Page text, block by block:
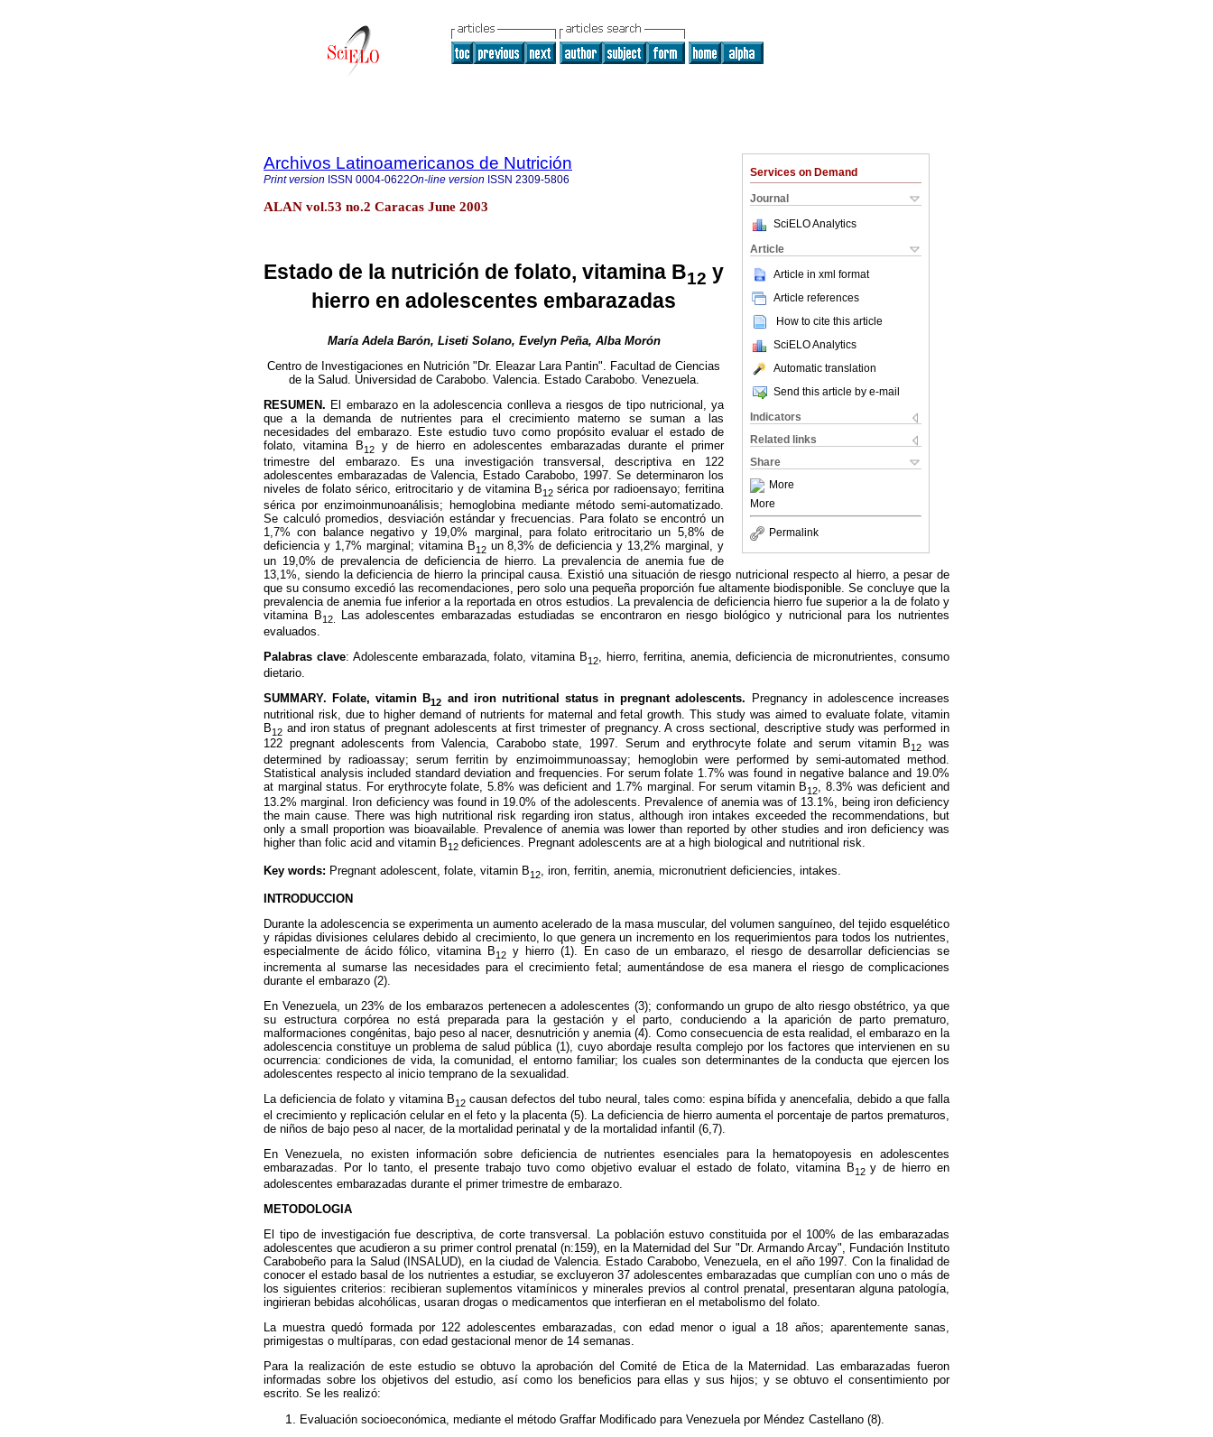
Services on Demand
Journal
SciELO Analytics
Article
Article in xml format
Article references
How to cite this article
SciELO Analytics
Automatic translation
Send this article by e-mail
Indicators
Related links
Share
More
More
Permalink
Archivos Latinoamericanos de Nutrición
Print version ISSN 0004-0622On-line version ISSN 2309-5806
ALAN vol.53 no.2 Caracas June 2003
Estado de la nutrición de folato, vitamina B12 y
hierro en adolescentes embarazadas
María Adela Barón, Liseti Solano, Evelyn Peña, Alba Morón
Centro de Investigaciones en Nutrición "Dr. Eleazar Lara Pantin". Facultad de Ciencias
de la Salud. Universidad de Carabobo. Valencia. Estado Carabobo. Venezuela.
RESUMEN. El embarazo en la adolescencia conlleva a riesgos de tipo nutricional, ya
que a la demanda de nutrientes para el crecimiento materno se suman a las
necesidades del embarazo. Este estudio tuvo como propósito evaluar el estado de
folato, vitamina B12y de hierro en adolescentes embarazadas durante el primer
trimestre del embarazo. Es una investigación transversal, descriptiva en 122
adolescentes embarazadas de Valencia, Estado Carabobo, 1997. Se determinaron los
niveles de folato sérico, eritrocitario y de vitamina B12 sérica por radioensayo; ferritina
sérica por enzimoinmunoanálisis; hemoglobina mediante método semi-automatizado.
Se calculó promedios, desviación estándar y frecuencias. Para folato se encontró un
1,7% con balance negativo y 19,0% marginal, para folato eritrocitario un 5,8% de
deficiencia y 1,7% marginal; vitamina B12un 8,3% de deficiencia y 13,2% marginal, y
un 19,0% de prevalencia de deficiencia de hierro. La prevalencia de anemia fue de
13,1%, siendo la deficiencia de hierro la principal causa. Existió una situación de riesgo nutricional respecto al hierro, a pesar de
que su consumo excedió las recomendaciones, pero solo una pequeña proporción fue altamente biodisponible. Se concluye que la
prevalencia de anemia fue inferior a la reportada en otros estudios. La prevalencia de deficiencia hierro fue superior a la de folato y
vitamina B12.
Las adolescentes embarazadas estudiadas se encontraron en riesgo biológico y nutricional para los nutrientes
evaluados.
Palabras clave: Adolescente embarazada, folato, vitamina B12, hierro, ferritina, anemia, deficiencia de micronutrientes, consumo
dietario.
SUMMARY. Folate, vitamin B12 and iron nutritional status in pregnant adolescents.
Pregnancy in adolescence increases
nutritional risk, due to higher demand of nutrients for maternal and fetal growth. This study was aimed to evaluate folate, vitamin
B12 and iron status of pregnant adolescents at first trimester of pregnancy. A cross sectional, descriptive study was performed in
122 pregnant adolescents from Valencia, Carabobo state, 1997. Serum and erythrocyte folate and serum vitamin B12
was
determined by radioassay; serum ferritin by enzimoimmunoassay; hemoglobin were performed by semi-automated method.
Statistical analysis included standard deviation and frequencies. For serum folate 1.7% was found in negative balance and 19.0%
at marginal status. For erythrocyte folate, 5.8% was deficient and 1.7% marginal. For serum vitamin B12
, 8.3% was deficient and
13.2% marginal. Iron deficiency was found in 19.0% of the adolescents. Prevalence of anemia was of 13.1%, being iron deficiency
the main cause. There was high nutritional risk regarding iron status, although iron intakes exceeded the recommendations, but
only a small proportion was bioavailable. Prevalence of anemia was lower than reported by other studies and iron deficiency was
higher than folic acid and vitamin B12 deficiences. Pregnant adolescents are at a high biological and nutritional risk.
Key words: Pregnant adolescent, folate, vitamin B12, iron, ferritin, anemia, micronutrient deficiencies, intakes.
INTRODUCCION
Durante la adolescencia se experimenta un aumento acelerado de la masa muscular, del volumen sanguíneo, del tejido esquelético
y rápidas divisiones celulares debido al crecimiento, lo que genera un incremento en los requerimientos para todos los nutrientes,
especialmente de ácido fólico, vitamina B12 y hierro (1). En caso de un embarazo, el riesgo de desarrollar deficiencias se
incrementa al sumarse las necesidades para el crecimiento fetal; aumentándose de esa manera el riesgo de complicaciones
durante el embarazo (2).
En Venezuela, un 23% de los embarazos pertenecen a adolescentes (3); conformando un grupo de alto riesgo obstétrico, ya que
su estructura corpórea no está preparada para la gestación y el parto, conduciendo a la aparición de parto prematuro,
malformaciones congénitas, bajo peso al nacer, desnutrición y anemia (4). Como consecuencia de esta realidad, el embarazo en la
adolescencia constituye un problema de salud pública (1), cuyo abordaje resulta complejo por los factores que intervienen en su
ocurrencia: condiciones de vida, la comunidad, el entorno familiar; los cuales son determinantes de la conducta que ejercen los
adolescentes respecto al inicio temprano de la sexualidad.
La deficiencia de folato y vitamina B12causan defectos del tubo neural, tales como: espina bífida y anencefalia, debido a que falla
el crecimiento y replicación celular en el feto y la placenta (5). La deficiencia de hierro aumenta el porcentaje de partos prematuros,
de niños de bajo peso al nacer, de la mortalidad perinatal y de la mortalidad infantil (6,7).
En Venezuela, no existen información sobre deficiencia de nutrientes esenciales para la hematopoyesis en adolescentes
embarazadas. Por lo tanto, el presente trabajo tuvo como objetivo evaluar el estado de folato, vitamina B12y de hierro en
adolescentes embarazadas durante el primer trimestre de embarazo.
METODOLOGIA
El tipo de investigación fue descriptiva, de corte transversal. La población estuvo constituida por el 100% de las embarazadas
adolescentes que acudieron a su primer control prenatal (n:159), en la Maternidad del Sur "Dr. Armando Arcay", Fundación Instituto
Carabobeño para la Salud (INSALUD), en la ciudad de Valencia. Estado Carabobo, Venezuela, en el año 1997. Con la finalidad de
conocer el estado basal de los nutrientes a estudiar, se excluyeron 37 adolescentes embarazadas que cumplían con uno o más de
los siguientes criterios: recibieran suplementos vitamínicos y minerales previos al control prenatal, presentaran alguna patología,
ingirieran bebidas alcohólicas, usaran drogas o medicamentos que interfieran en el metabolismo del folato.
La muestra quedó formada por 122 adolescentes embarazadas, con edad menor o igual a 18 años; aparentemente sanas,
primigestas o multíparas, con edad gestacional menor de 14 semanas.
Para la realización de este estudio se obtuvo la aprobación del Comité de Etica de la Maternidad. Las embarazadas fueron
informadas sobre los objetivos del estudio, así como los beneficios para ellas y sus hijos; y se obtuvo el consentimiento por
escrito. Se les realizó:
Evaluación socioeconómica, mediante el método Graffar Modificado para Venezuela por Méndez Castellano (8).